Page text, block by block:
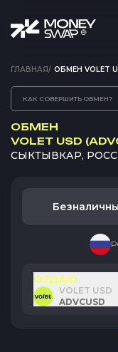
ГЛАВНАЯ/ ОБМЕН VOLET
КАК СОВЕРШИТЬ ОБМЕН?
ОБМЕН
VOLET USD
СЫКТЫВКАР,
ОТДАЮ
VOLET USD
ADVCUSD